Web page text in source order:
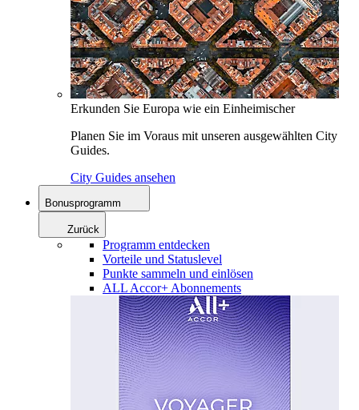
Erkunden Sie Europa wie ein Einheimischer
Planen Sie im Voraus mit unseren ausgewählten City
Guides.
City Guides ansehen
Bonusprogramm
Zurück
Programm entdecken
Vorteile und Statuslevel
Punkte sammeln und einlösen
ALL Accor+ Abonnements